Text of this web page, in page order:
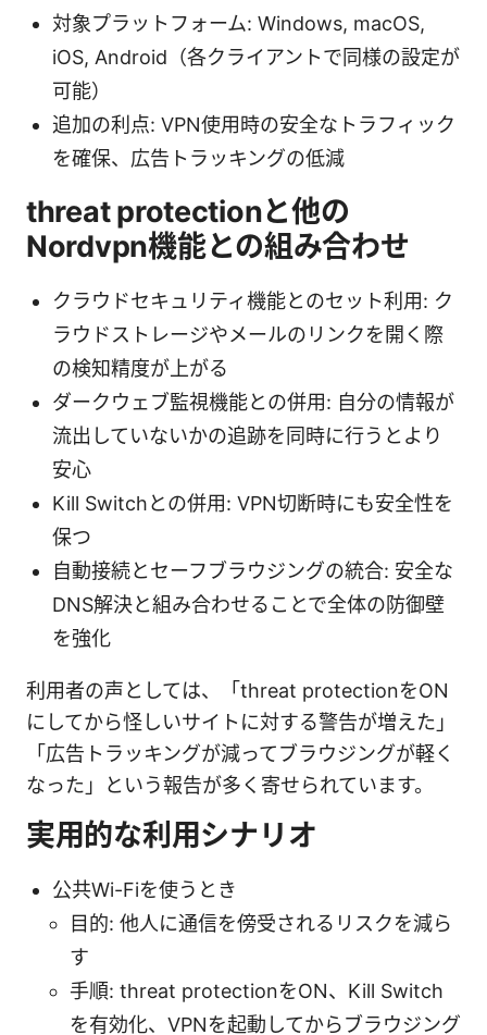
対象プラットフォーム: Windows, macOS,
iOS, Android（各クライアントで同様の設定が
可能）
追加の利点: VPN使用時の安全なトラフィック
を確保、広告トラッキングの低減
threat protectionと他の
Nordvpn機能との組み合わせ
クラウドセキュリティ機能とのセット利用: ク
ラウドストレージやメールのリンクを開く際
の検知精度が上がる
ダークウェブ監視機能との併用: 自分の情報が
流出していないかの追跡を同時に行うとより
安心
Kill Switchとの併用: VPN切断時にも安全性を
保つ
自動接続とセーフブラウジングの統合: 安全な
DNS解決と組み合わせることで全体の防御壁
を強化
利用者の声としては、「threat protectionをON
にしてから怪しいサイトに対する警告が増えた」
「広告トラッキングが減ってブラウジングが軽く
なった」という報告が多く寄せられています。
実用的な利用シナリオ
公共Wi-Fiを使うとき
目的: 他人に通信を傍受されるリスクを減ら
す
手順: threat protectionをON、Kill Switch
を有効化、VPNを起動してからブラウジング